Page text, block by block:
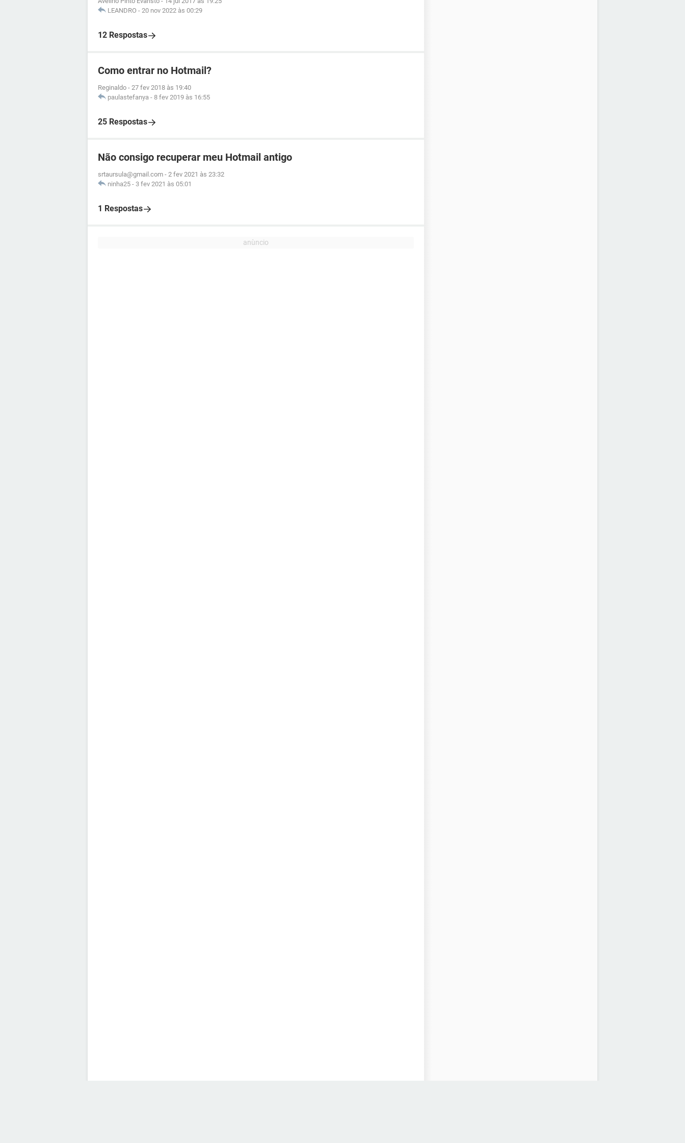
LEANDRO - 20 nov 2022 às 00:29
12 Respostas
Como entrar no Hotmail?
Reginaldo - 27 fev 2018 às 19:40
paulastefanya - 8 fev 2019 às 16:55
25 Respostas
Não consigo recuperar meu Hotmail antigo
srtaursula@gmail.com - 2 fev 2021 às 23:32
ninha25 - 3 fev 2021 às 05:01
1 Respostas